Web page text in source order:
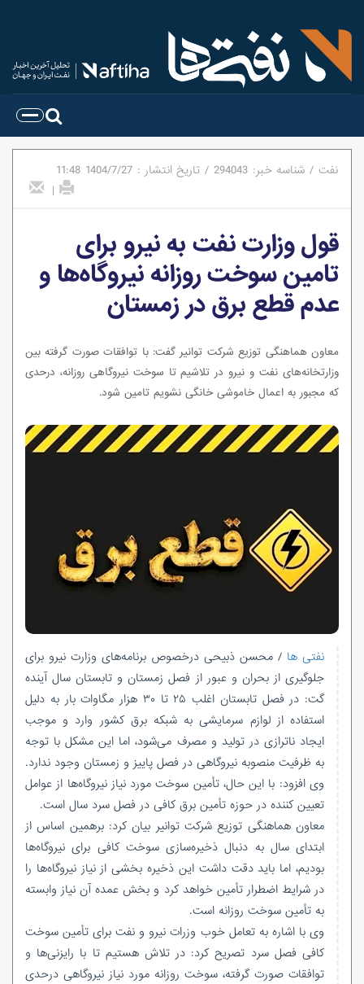
نفت / شناسه خبر: 294043
/ تاریخ انتشار : 1404/7/27
11:48
|
قول وزارت نفت به نیرو برای
تامین سوخت روزانه نیروگاه‌ها و
عدم قطع برق در زمستان
معاون هماهنگی توزیع شرکت توانیر گفت: با توافقات صورت گرفته بین
وزارتخانه‌های نفت و نیرو در تلاشیم تا سوخت نیروگاهی روزانه، درحدی
که مجبور به اعمال خاموشی خانگی نشویم تامین شود.
نفتی ها / محسن ذبیحی درخصوص برنامه‌های وزارت نیرو برای
جلوگیری از بحران و عبور از فصل زمستان و تابستان سال آینده
گت: در فصل تابستان اغلب ۲۵ تا ۳۰ هزار مگاوات بار به دلیل
استفاده از لوازم سرمایشی به شبکه برق کشور وارد و موجب
ایجاد ناترازی در تولید و مصرف می‌شود، اما این مشکل با توجه
به ظرفیت منصوبه نیروگاهی در فصل پاییز و زمستان وجود ندارد.
وی افزود: با این حال، تأمین سوخت مورد نیاز نیروگاه‌ها از عوامل
تعیین کننده در حوزه تأمین برق کافی در فصل سرد سال است.
معاون هماهنگی توزیع شرکت توانیر بیان کرد: برهمین اساس از
ابتدای سال به دنبال ذخیره‌سازی سوخت کافی برای نیروگاه‌ها
بودیم، اما باید دقت داشت این ذخیره بخشی از نیاز نیروگاه‌ها را
در شرایط اضطرار تأمین خواهد کرد و بخش عمده آن نیاز وابسته
به تأمین سوخت روزانه است.
وی با اشاره به تعامل خوب وزرات نیرو و نفت برای تأمین سوخت
کافی فصل سرد تصریح کرد: در تلاش هستیم تا با رایزنی‌ها و
توافقات صورت گرفته، سوخت روزانه مورد نیاز نیروگاهی درحدی